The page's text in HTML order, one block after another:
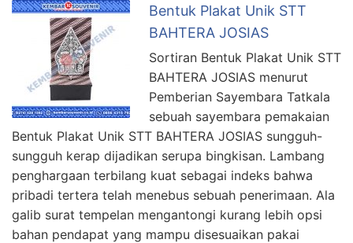
Bentuk Plakat Unik STT
BAHTERA JOSIAS
Sortiran Bentuk Plakat Unik STT
BAHTERA JOSIAS menurut
Pemberian Sayembara Tatkala
sebuah sayembara pemakaian
Bentuk Plakat Unik STT BAHTERA JOSIAS sungguh-
sungguh kerap dijadikan serupa bingkisan. Lambang
penghargaan terbilang kuat sebagai indeks bahwa
pribadi tertera telah menebus sebuah penerimaan. Ala
galib surat tempelan mengantongi kurang lebih opsi
bahan pendapat yang mampu disesuaikan pakai